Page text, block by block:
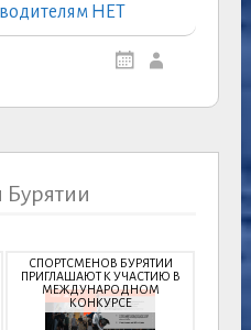
НЕТ
Бурятии
СПОРТСМЕНОВ БУРЯТИИ
ПРИГЛАШАЮТ К УЧАСТИЮ В
МЕЖДУНАРОДНОМ
КОНКУРСЕ